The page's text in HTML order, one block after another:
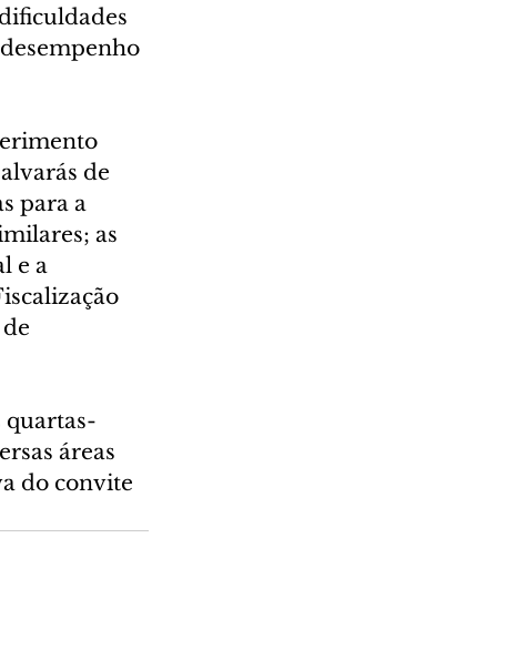
de
para a
as
e a
quartas-
áreas
do convite